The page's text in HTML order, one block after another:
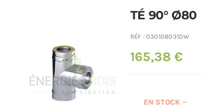
Conduit de fumées
TÉ 90° Ø80
RÉF :030108031DW
165,38€
EN STOCK –